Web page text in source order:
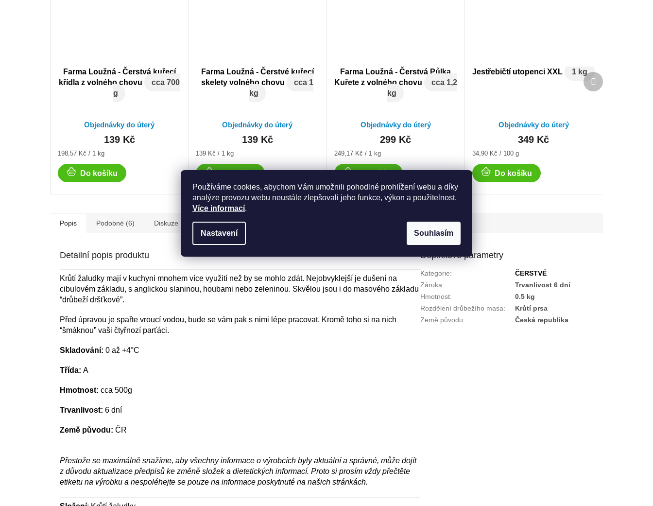
Používáme cookies, abychom Vám umožnili pohodlné prohlížení webu a díky
analýze provozu webu neustále zlepšovali jeho funkce, výkon a použitelnost.
Více informací.
Nastavení Souhlasím
Farma Loužná - Čerstvá kuřecí
křídla z volného chovu
cca 700
g
Objednávky do úterý
139 Kč
Měrná
198,57 Kč / 1 kg
Do košíku
Farma Loužná - Čerstvé kuřecí
skelety volného chovu
cca 1
kg
Objednávky do úterý
139 Kč
Měrná
139 Kč / 1 kg
Farma Loužná - Čerstvá Půlka
Kuřete z volného chovu
cca 1,2
kg
Objednávky do úterý
299 Kč
Měrná
249,17 Kč / 1 kg
Jestřebičtí utopenci XXL 1 kg
Objednávky do úterý
349 Kč
Měrná
34,90 Kč / 100 g
Do košíku
Další
produkt
Popis Podobné (6) Diskuze
Detailní popis produktu
Krůtí žaludky mají v kuchyni mnohem více využití než by se mohlo zdát. Nejobvyklejší je dušení na
cibulovém základu, s anglickou slaninou, houbami nebo zeleninou. Skvělou jsou i do masového základu
“drůbeží dršťkové”.
Před úpravou je spařte vroucí vodou, bude se vám pak s nimi lépe pracovat. Kromě toho si na nich
“šmáknou” vaši čtyřnozí parťáci.
Skladování: 0 až +4°C
Třída: A
Hmotnost: cca 500g
Trvanlivost: 6 dní
Země původu: ČR
Přestože se maximálně snažíme, aby všechny informace o výrobcích byly aktuální a správné, může dojít
z důvodu aktualizace předpisů ke změně složek a dietetických informací. Proto si prosím vždy přečtěte
etiketu na výrobku a nespoléhejte se pouze na informace poskytnuté na našich stránkách.
Doplňkové parametry
Kategorie:
ČERSTVÉ
Záruka:
Trvanlivost 6 dní
Hmotnost:
0.5 kg
Rozdělení drůbežího masa:
Krůtí prsa
Země původu: Česká republika